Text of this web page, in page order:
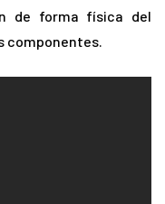
de forma física del
componentes.